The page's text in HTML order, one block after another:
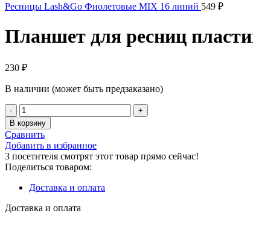
Ресницы Lash&Go Фиолетовые MIX 16 линий 549 ₽
Планшет для ресниц
230 ₽
В наличии (может быть предзаказано)
В корзину
Сравнить
Добавить в избранное
3 посетителя смотрят этот товар прямо сейчас!
Поделиться товаром:
Доставка и оплата
Доставка и оплата